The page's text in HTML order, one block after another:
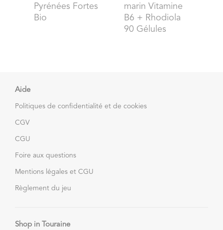
Pyrénées Fortes
Bio
marin Vitamine
B6 + Rhodiola
90 Gélules
Aide
Politiques de confidentialité et de cookies
CGV
CGU
Foire aux questions
Mentions légales et CGU
Règlement du jeu
Shop in Touraine